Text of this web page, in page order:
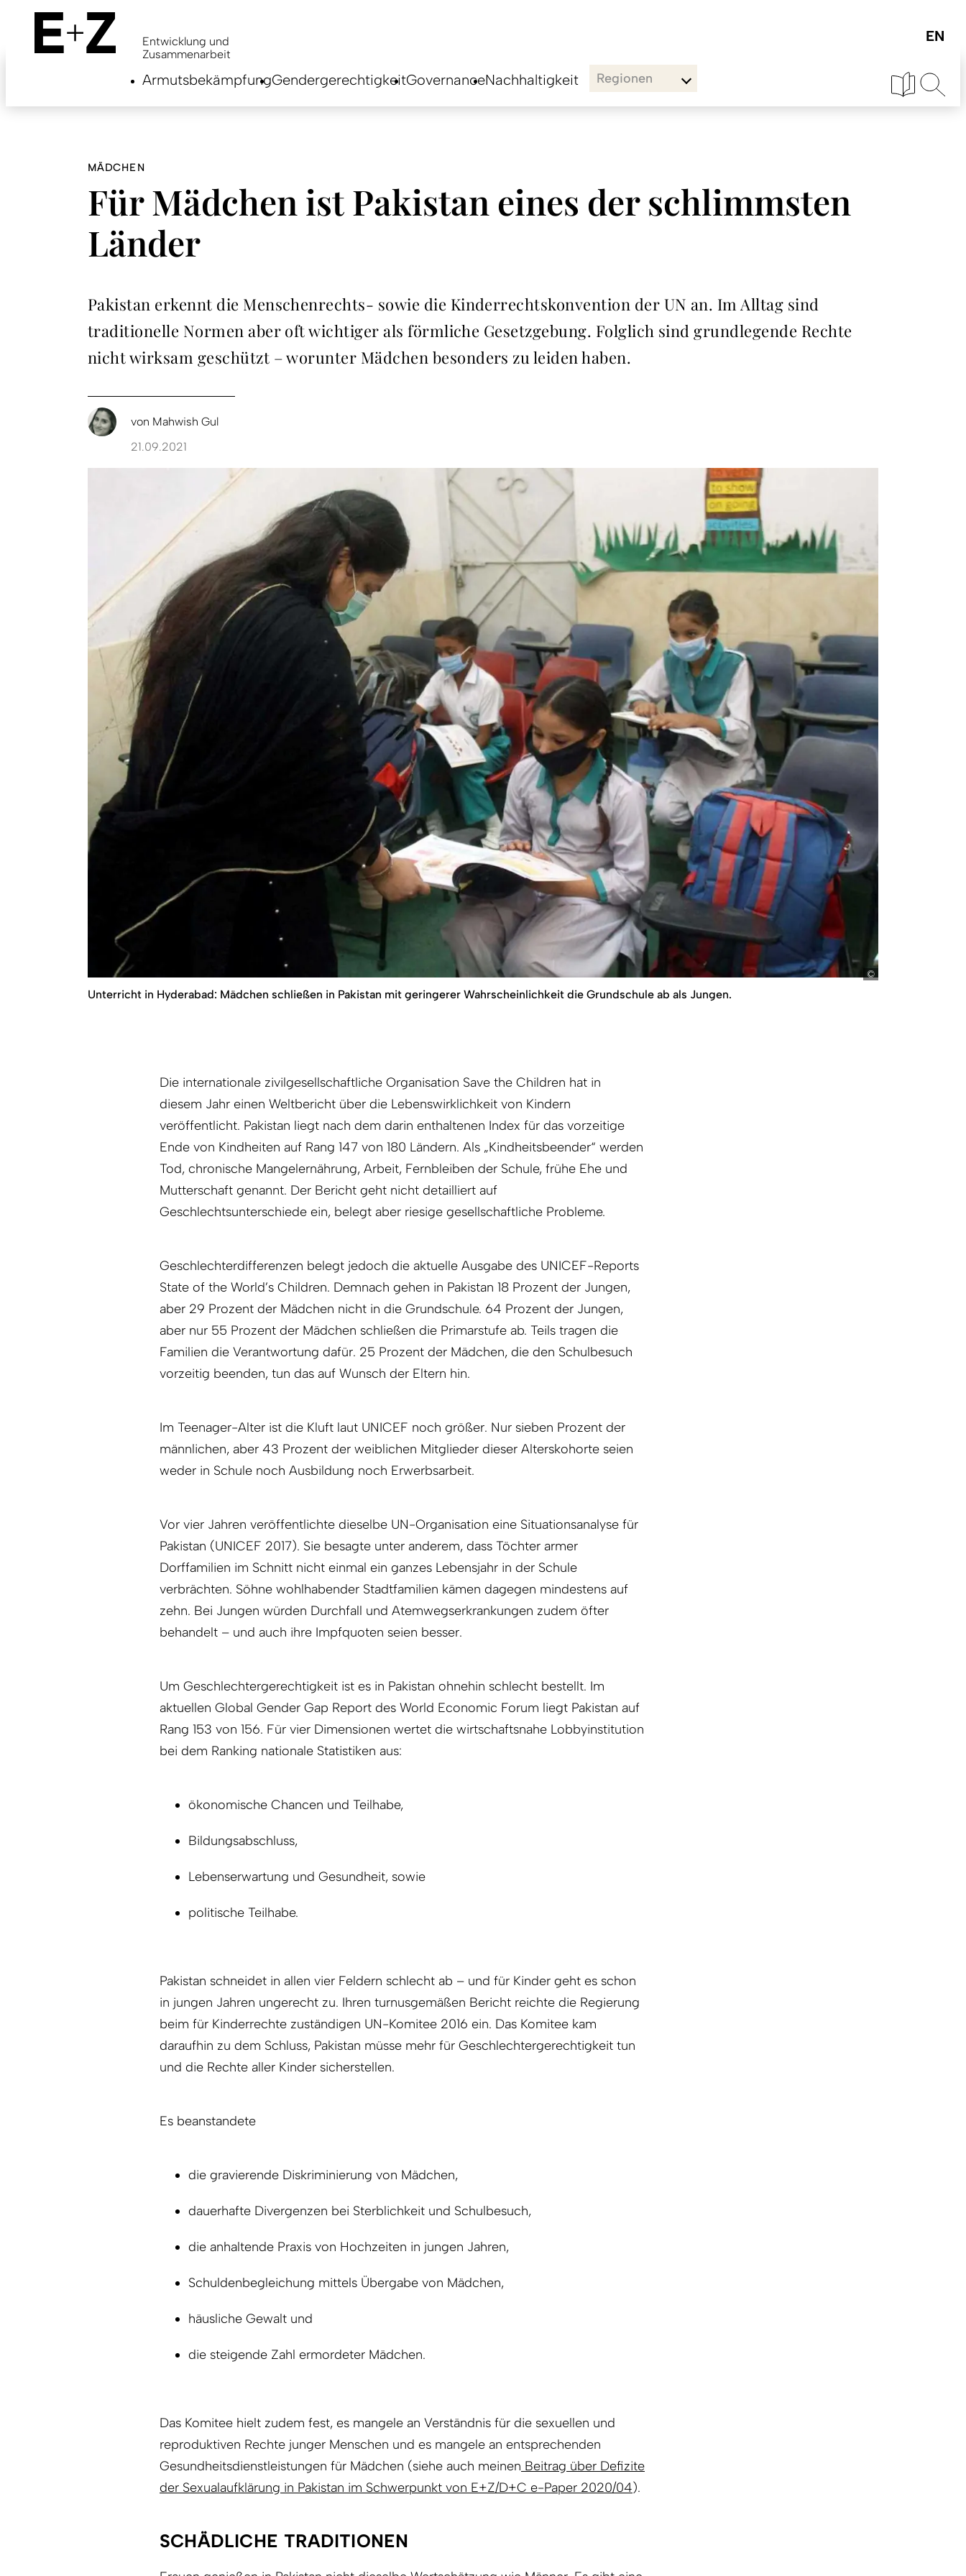
content
Entwicklung und
Zusammenarbeit
ArmutsbekämpfungGendergerechtigkeitGovernanceNachhaltigkeit Regionen
MÄDCHEN
Für Mädchen ist Pakistan eines der schlimmsten
Länder
Pakistan erkennt die Menschenrechts- sowie die Kinderrechtskonvention der UN an. Im Alltag sind
traditionelle Normen aber oft wichtiger als förmliche Gesetzgebung. Folglich sind grundlegende Rechte
nicht wirksam geschützt – worunter Mädchen besonders zu leiden haben.
von Mahwish Gul
21.09.2021
Unterricht in Hyderabad: Mädchen schließen in Pakistan mit geringerer Wahrscheinlichkeit die Grundschule ab als Jungen.
Die internationale zivilgesellschaftliche Organisation Save the Children hat in
diesem Jahr einen Weltbericht über die Lebenswirklichkeit von Kindern
veröffentlicht. Pakistan liegt nach dem darin enthaltenen Index für das vorzeitige
Ende von Kindheiten auf Rang 147 von 180 Ländern. Als „Kindheitsbeender“ werden
Tod, chronische Mangelernährung, Arbeit, Fernbleiben der Schule, frühe Ehe und
Mutterschaft genannt. Der Bericht geht nicht detailliert auf
Geschlechtsunterschiede ein, belegt aber riesige gesellschaftliche Probleme.
Geschlechterdifferenzen belegt jedoch die aktuelle Ausgabe des UNICEF-Reports
State of the World’s Children. Demnach gehen in Pakistan 18 Prozent der Jungen,
aber 29 Prozent der Mädchen nicht in die Grundschule. 64 Prozent der Jungen,
aber nur 55 Prozent der Mädchen schließen die Primarstufe ab. Teils tragen die
Familien die Verantwortung dafür. 25 Prozent der Mädchen, die den Schulbesuch
vorzeitig beenden, tun das auf Wunsch der Eltern hin.
Im Teenager-Alter ist die Kluft laut UNICEF noch größer. Nur sieben Prozent der
männlichen, aber 43 Prozent der weiblichen Mitglieder dieser Alterskohorte seien
weder in Schule noch Ausbildung noch Erwerbsarbeit.
Vor vier Jahren veröffentlichte dieselbe UN-Organisation eine Situationsanalyse für
Pakistan (UNICEF 2017). Sie besagte unter anderem, dass Töchter armer
Dorffamilien im Schnitt nicht einmal ein ganzes Lebensjahr in der Schule
verbrächten. Söhne wohlhabender Stadtfamilien kämen dagegen mindestens auf
zehn. Bei Jungen würden Durchfall und Atemwegserkrankungen zudem öfter
behandelt – und auch ihre Impfquoten seien besser.
Um Geschlechtergerechtigkeit ist es in Pakistan ohnehin schlecht bestellt. Im
aktuellen Global Gender Gap Report des World Economic Forum liegt Pakistan auf
Rang 153 von 156. Für vier Dimensionen wertet die wirtschaftsnahe Lobbyinstitution
bei dem Ranking nationale Statistiken aus:
ökonomische Chancen und Teilhabe,
Bildungsabschluss,
Lebenserwartung und Gesundheit, sowie
politische Teilhabe.
Pakistan schneidet in allen vier Feldern schlecht ab – und für Kinder geht es schon
in jungen Jahren ungerecht zu. Ihren turnusgemäßen Bericht reichte die Regierung
beim für Kinderrechte zuständigen UN-Komitee 2016 ein. Das Komitee kam
daraufhin zu dem Schluss, Pakistan müsse mehr für Geschlechtergerechtigkeit tun
und die Rechte aller Kinder sicherstellen.
Es beanstandete
die gravierende Diskriminierung von Mädchen,
dauerhafte Divergenzen bei Sterblichkeit und Schulbesuch,
die anhaltende Praxis von Hochzeiten in jungen Jahren,
Schuldenbegleichung mittels Übergabe von Mädchen,
häusliche Gewalt und
die steigende Zahl ermordeter Mädchen.
Das Komitee hielt zudem fest, es mangele an Verständnis für die sexuellen und
reproduktiven Rechte junger Menschen und es mangele an entsprechenden
Gesundheitsdienstleistungen für Mädchen (siehe auch meinen Beitrag über Defizite
der Sexualaufklärung in Pakistan im Schwerpunkt von E+Z/D+C e-Paper 2020/04).
SCHÄDLICHE TRADITIONEN